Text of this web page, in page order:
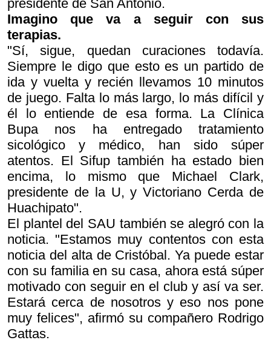
presidente de San Antonio.
Imagino que va a seguir con sus
terapias.
"Sí, sigue, quedan curaciones todavía.
Siempre le digo que esto es un partido de
ida y vuelta y recién llevamos 10 minutos
de juego. Falta lo más largo, lo más difícil y
él lo entiende de esa forma. La Clínica
Bupa nos ha entregado tratamiento
sicológico y médico, han sido súper
atentos. El Sifup también ha estado bien
encima, lo mismo que Michael Clark,
presidente de la U, y Victoriano Cerda de
Huachipato".
El plantel del SAU también se alegró con la
noticia. "Estamos muy contentos con esta
noticia del alta de Cristóbal. Ya puede estar
con su familia en su casa, ahora está súper
motivado con seguir en el club y así va ser.
Estará cerca de nosotros y eso nos pone
muy felices", afirmó su compañero Rodrigo
Gattas.